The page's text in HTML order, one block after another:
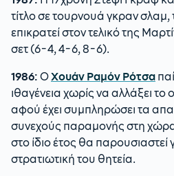
τίτλο σε τουρνουά γκραν
επικρατεί στον τελικό της
σετ (6-4, 4-6, 8-6).
1986: ΟΧουάν Ραμόν Ρότσα
ιθαγένεια χωρίς να αλλάξει
αφού έχει συμπληρώσει τα
συνεχούς παραμονής στη
στο ίδιο έτος θα παρουσιαστεί
στρατιωτική του θητεία.